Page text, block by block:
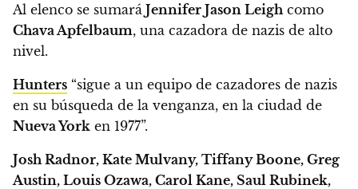
Al elenco se sumará Jennifer Jason Leigh como
Chava Apfelbaum, una cazadora de nazis de alto
nivel.
Hunters “sigue a un equipo de cazadores de nazis
en su búsqueda de la venganza, en la ciudad de
Nueva York en 1977”.
Josh Radnor, Kate Mulvany, Tiffany Boone, Greg
Austin, Louis Ozawa, Carol Kane, Saul Rubinek,